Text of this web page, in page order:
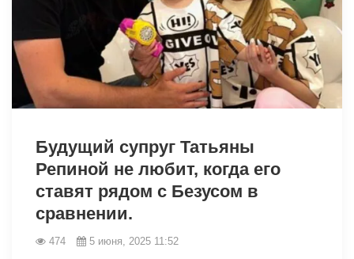
Будущий супруг Татьяны
Репиной не любит, когда его
ставят рядом с Безусом в
сравнении.
474 5 июня, 2025 11:52